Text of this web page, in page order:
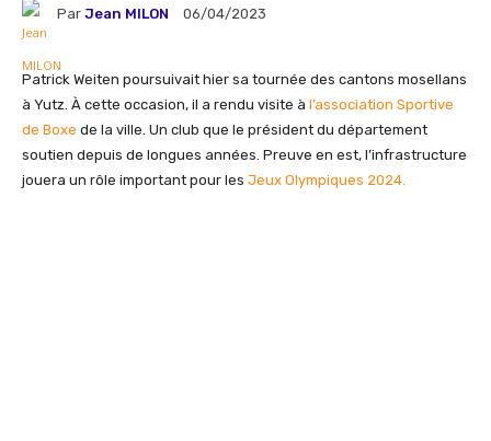
Par Jean MILON 06/04/2023
Patrick Weiten poursuivait hier sa tournée des cantons mosellans
à Yutz. À cette occasion, il a rendu visite à l’association Sportive
de Boxe de la ville. Un club que le président du département
soutien depuis de longues années. Preuve en est, l’infrastructure
jouera un rôle important pour les Jeux Olympiques 2024.